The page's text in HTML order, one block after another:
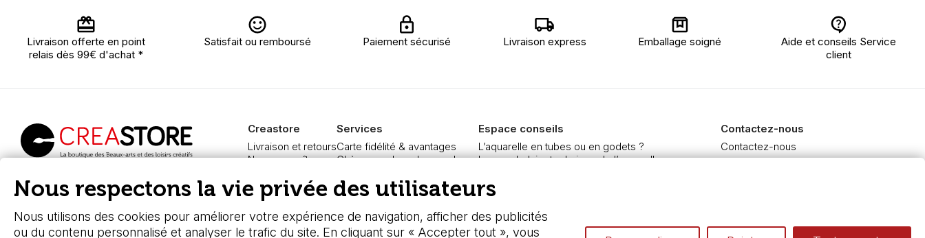
Livraison offerte en point
relais dès 99€ d'achat *
Satisfait ou remboursé Paiement sécurisé Livraison express Emballage soigné
Aide et conseils Service
client
fournitures beaux-arts
Creastore
Livraison et retours
Nous connaître
FAQ
Boutique à Angers
Services
Carte fidélité & avantages
Chèque cadeau, bon cadeaux
Pass culture - mode d'emploi
Nos promotions en cours
Espace conseils
L’aquarelle en tubes ou en godets ?
Le vocabulaire technique de l’aquarelle
Préparer une toile pour peinture à l'huile et acrylique
Nettoyage et entretien des pinceaux
Contactez-nous
Contactez-nous
Nous respectons la vie privée des utilisateurs
Nous utilisons des cookies pour améliorer votre expérience de navigation, afficher des publicités
ou du contenu personnalisé et analyser le trafic du site. En cliquant sur « Accepter tout », vous